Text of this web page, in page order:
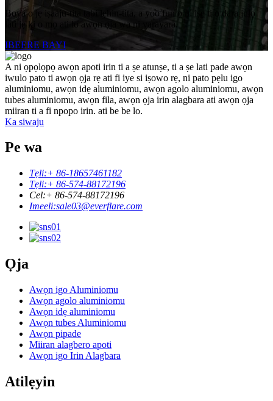
Boya o jẹ iṣaaju-tita tabi lẹhin-tita, a yoo fun ọ ni iṣẹ ti o dara julọ
lati jẹ ki o mọ ati lo awọn ọja wa ni yarayara.
IBEERE BAYI
A ni ọpọlọpọ awọn apoti irin ti a ṣe atunṣe, ti a ṣe lati pade awọn
iwulo pato ti awọn ọja rẹ ati fi iye si iṣowo rẹ, ni pato pẹlu igo
aluminiomu, awọn idẹ aluminiomu, awọn agolo aluminiomu, awọn
tubes aluminiomu, awọn fila, awọn ọja irin alagbara ati awọn ọja
miiran ti a fi npopo irin. ati be be lo.
Ka siwaju
Pe wa
Tẹli:+ 86-18657461182
Tẹli:+ 86-574-88172196
Cel:+ 86-574-88172196
Imeeli:sale03@everflare.com
Ọja
Awọn igo Aluminiomu
Awọn agolo aluminiomu
Awọn idẹ aluminiomu
Awọn tubes Aluminiomu
Awọn pipade
Miiran alagbero apoti
Awọn igo Irin Alagbara
Atilẹyin